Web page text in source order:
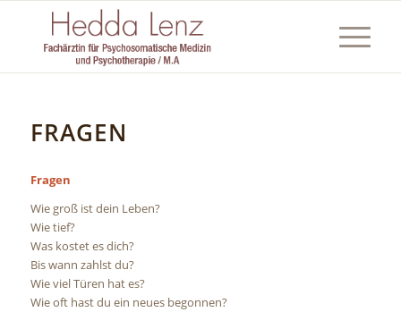
FRAGEN
Fragen
Wie groß ist dein Leben?
Wie tief?
Was kostet es dich?
Bis wann zahlst du?
Wie viel Türen hat es?
Wie oft hast du ein neues begonnen?